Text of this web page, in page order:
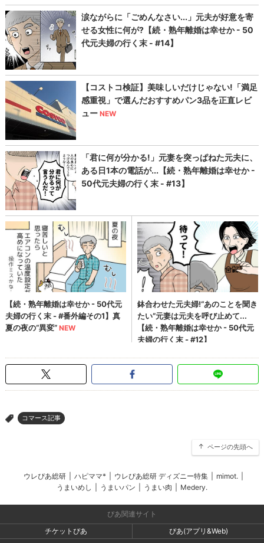
> コマース記事
ページの先頭へ
ウレぴあ総研 ハピママ* ウレぴあ総研 ディズニー特集 mimot.
うまいめし
うまいパン うまい肉 Medery.
ぴあ関連サイト
チケットぴあ
ぴあ(アプリ&Web)